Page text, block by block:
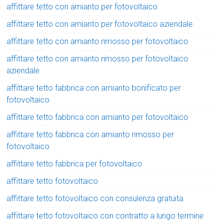
affittare tetto con amianto per fotovoltaico
affittare tetto con amianto per fotovoltaico aziendale
affittare tetto con amianto rimosso per fotovoltaico
affittare tetto con amianto rimosso per fotovoltaico
aziendale
affittare tetto fabbrica con amianto bonificato per
fotovoltaico
affittare tetto fabbrica con amianto per fotovoltaico
affittare tetto fabbrica con amianto rimosso per
fotovoltaico
affittare tetto fabbrica per fotovoltaico
affittare tetto fotovoltaico
affittare tetto fotovoltaico con consulenza gratuita
affittare tetto fotovoltaico con contratto a lungo termine